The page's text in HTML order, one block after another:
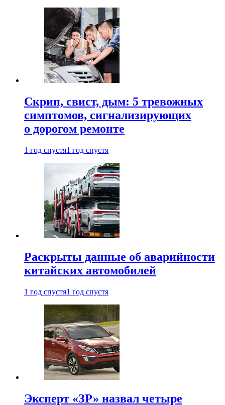
Скрип, свист, дым: 5 тревожных
симптомов, сигнализирующих
о дорогом ремонте
1 год спустя1 год спустя
Раскрыты данные об аварийности
китайских автомобилей
1 год спустя1 год спустя
Эксперт «ЗР» назвал четыре